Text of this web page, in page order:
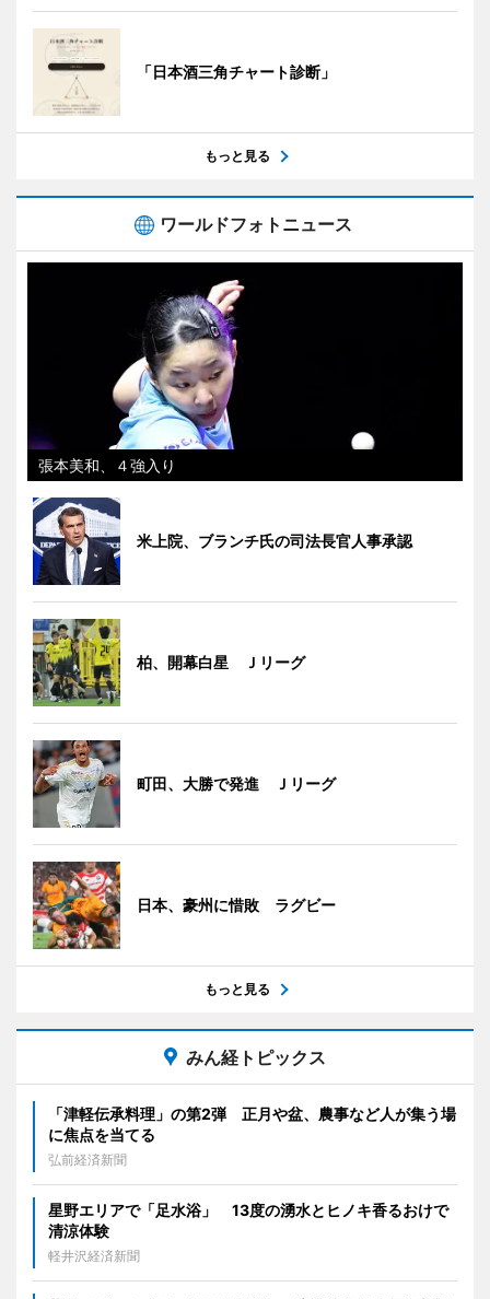
「日本酒三角チャート診断」
もっと見る
ワールドフォトニュース
張本美和、４強入り
米上院、ブランチ氏の司法長官人事承認
柏、開幕白星 Ｊリーグ
町田、大勝で発進 Ｊリーグ
日本、豪州に惜敗 ラグビー
もっと見る
みん経トピックス
「津軽伝承料理」の第2弾 正月や盆、農事など人が集う場
に焦点を当てる
弘前経済新聞
星野エリアで「足水浴」 13度の湧水とヒノキ香るおけで
清涼体験
軽井沢経済新聞